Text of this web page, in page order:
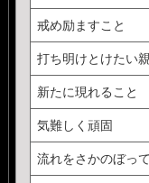
戒め励ますこと
打ち明けとけたい
新たに現れること
気難しく頑固
流れをさかのぼっ